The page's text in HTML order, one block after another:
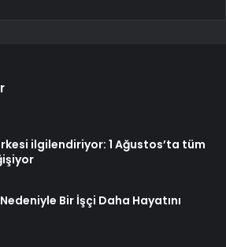
ilgilendiriyor: 1 Ağustos’ta tüm
Bir İşçi Daha Hayatını